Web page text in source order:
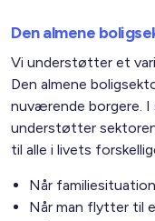
Den almene
Vi understøtter et
Den almene
nuværende borgere. I
understøtter
til alle i livets
Når
Når man flytter til